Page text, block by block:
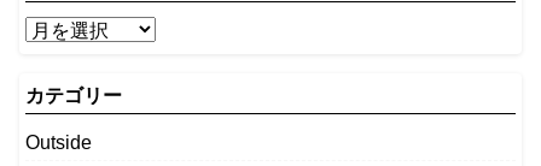
カテゴリー
Outside